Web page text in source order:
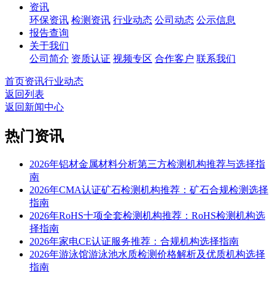
资讯
环保资讯 检测资讯 行业动态 公司动态 公示信息
报告查询
关于我们
公司简介 资质认证 视频专区 合作客户 联系我们
首页资讯行业动态
返回列表
返回新闻中心
热门资讯
2026年铝材金属材料分析第三方检测机构推荐与选择指
南
2026年CMA认证矿石检测机构推荐：矿石合规检测选择
指南
2026年RoHS十项全套检测机构推荐：RoHS检测机构选
择指南
2026年家电CE认证服务推荐：合规机构选择指南
2026年游泳馆游泳池水质检测价格解析及优质机构选择
指南